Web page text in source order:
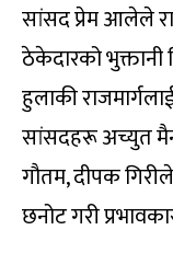
सांसद प्रेम आलेले
ठेकेदारको भुक्तानी
हुलाकी
सांसदहरू अच्युत
गौतम, दीपक
छनोट गरी